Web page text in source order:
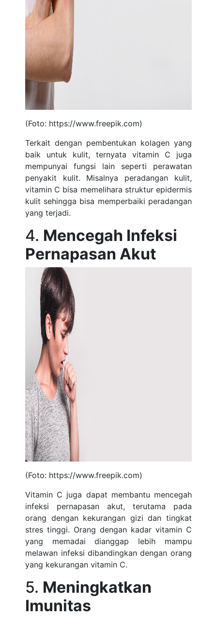
(Foto: https://www.freepik.com)
Terkait dengan pembentukan kolagen yang
baik untuk kulit, ternyata vitamin C juga
mempunyai fungsi lain seperti perawatan
penyakit kulit. Misalnya peradangan kulit,
vitamin C bisa memelihara struktur epidermis
kulit sehingga bisa memperbaiki peradangan
yang terjadi.
4. Mencegah Infeksi
Pernapasan Akut
(Foto: https://www.freepik.com)
Vitamin C juga dapat membantu mencegah
infeksi pernapasan akut, terutama pada
orang dengan kekurangan gizi dan tingkat
stres tinggi. Orang dengan kadar vitamin C
yang memadai dianggap lebih mampu
melawan infeksi dibandingkan dengan orang
yang kekurangan vitamin C.
5. Meningkatkan
Imunitas